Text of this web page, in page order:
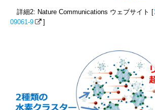
詳細2: Nature Communications ウェブサイト [
09061-9
]